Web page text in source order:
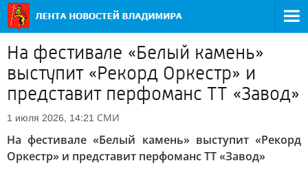
На фестивале «Белый камень»
выступит «Рекорд Оркестр» и
представит перфоманс ТТ «Завод»
1 июля 2026, 14:21 СМИ
На фестивале «Белый камень» выступит «Рекорд
Оркестр» и представит перфоманс ТТ «Завод»